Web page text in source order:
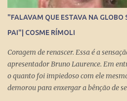
"FALAVAM QUE ESTAVA NA GLOBO
PAI"| COSME RÍMOLI
Coragem de renascer. Essa é a
apresentador Bruno Laurence. Em
o quanto foi impiedoso com ele
demorou para enxergar a bênção de